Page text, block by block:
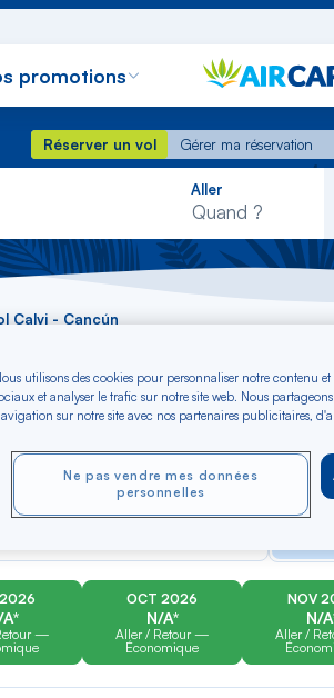
promotions
Réserver un vol Gérer ma réservation
Réserver un vol
Gérer ma réservation
Rechercher
dans
liste
Aller
Calvi - Cancún
-
Vers
la
liste
Type
—
OCT 2026
N/A*
Aller / Retour —
Économique
NOV
N/
Aller /
utilisons des cookies pour personnaliser notre contenu
et analyser le trafic sur notre site web. Nous
sur notre site avec nos partenaires publicitaires,
Ne pas vendre mes données
personnelles